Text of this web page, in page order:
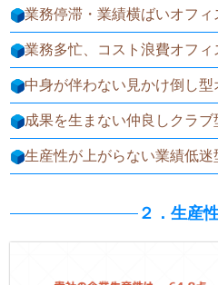
業務停滞・業績横ばいオフィ
業務多忙、コスト浪費オフィ
中身が伴わない見かけ倒し型
成果を生まない仲良しクラブ
生産性が上がらない業績低迷
２．生産